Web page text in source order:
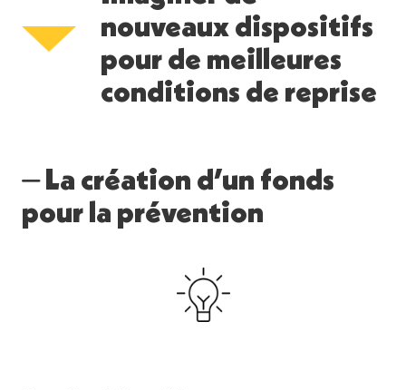
nouveaux dispositifs
pour de meilleures
conditions de reprise
⏤ La création d’un fonds
pour la prévention